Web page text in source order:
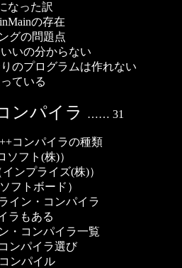
なった訳
の存在
グの問題点
いの分からない
のプログラムは作れない
ている
ンパイラ …… 31
コンパイラの種類
ソフト(株)）
ンプライズ(株)）
フトボード）
イン・コンパイラ
ラもある
・コンパイラ一覧
ンパイラ選び
ンパイル